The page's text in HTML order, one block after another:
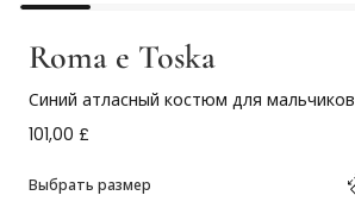
Roma e Toska
Синий атласный костюм для мальчиков
101,00 £
Выбрать размер